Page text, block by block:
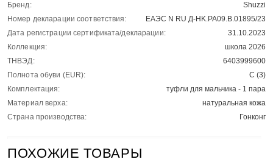
Бренд:
Shuzzi
Номер декларации соответствия:
ЕАЭС N RU Д-HK.РА09.В.01895/23
Дата регистрации сертификата/декларации:
31.10.2023
Коллекция:
школа 2026
ТНВЭД:
6403999600
Полнота обуви (EUR):
C (3)
Комплектация:
туфли для мальчика - 1 пара
Материал верха:
натуральная кожа
Страна производства:
Гонконг
ПОХОЖИЕ ТОВАРЫ